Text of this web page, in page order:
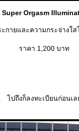
Super Orgasm
กายและความกระจ่าง
ราคา 1,200 บาท
ไปถึงก็ลงทะเบียนก่อนเ